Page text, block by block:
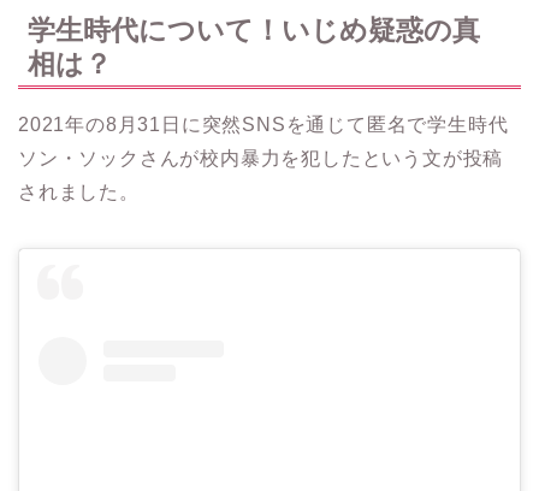
学生時代について！いじめ疑惑の真
相は？
2021年の8月31日に突然SNSを通じて匿名で学生時代
ソン・ソックさんが校内暴力を犯したという文が投稿
されました。